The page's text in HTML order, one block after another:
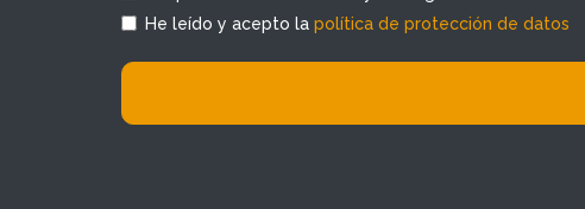
He leído y acepto la política de protección de datos